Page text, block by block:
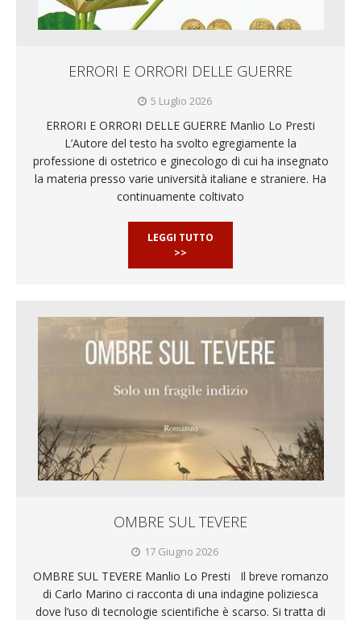
ERRORI E ORRORI DELLE GUERRE
5 Luglio 2026
ERRORI E ORRORI DELLE GUERRE Manlio Lo Presti
L’Autore del testo ha svolto egregiamente la
professione di ostetrico e ginecologo di cui ha insegnato
la materia presso varie università italiane e straniere. Ha
continuamente coltivato
LEGGI TUTTO
>>
OMBRE SUL TEVERE
17 Giugno 2026
OMBRE SUL TEVERE Manlio Lo Presti Il breve romanzo
di Carlo Marino ci racconta di una indagine poliziesca
dove l’uso di tecnologie scientifiche è scarso. Si tratta di